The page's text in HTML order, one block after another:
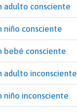
adulto consciente
niño consciente
bebé consciente
adulto inconsciente
niño inconsciente